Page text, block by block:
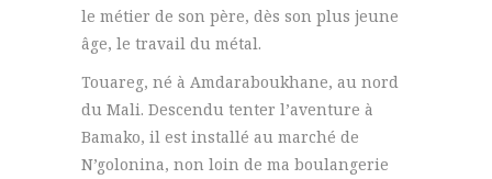
le métier de son père, dès son plus jeune
âge, le travail du métal.
Touareg, né à Amdaraboukhane, au nord
du Mali. Descendu tenter l’aventure à
Bamako, il est installé au marché de
N’golonina, non loin de ma boulangerie